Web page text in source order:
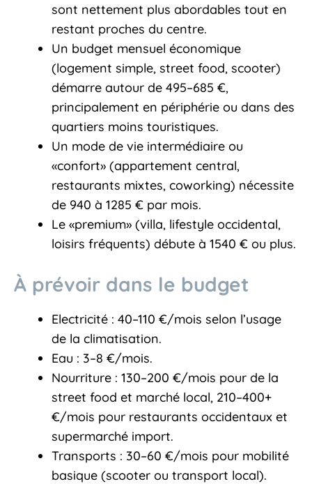
sont nettement plus abordables tout en
restant proches du centre.
Un budget mensuel économique
(logement simple, street food, scooter)
démarre autour de 495–685 €,
principalement en périphérie ou dans des
quartiers moins touristiques.
Un mode de vie intermédiaire ou
«confort» (appartement central,
restaurants mixtes, coworking) nécessite
de 940 à 1285 € par mois.
Le «premium» (villa, lifestyle occidental,
loisirs fréquents) débute à 1540 € ou plus.
À prévoir dans le budget
Electricité : 40–110 €/mois selon l’usage
de la climatisation.
Eau : 3–8 €/mois.
Nourriture : 130–200 €/mois pour de la
street food et marché local, 210–400+
€/mois pour restaurants occidentaux et
supermarché import.
Transports : 30–60 €/mois pour mobilité
basique (scooter ou transport local).